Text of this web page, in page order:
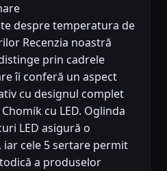
despre temperatura de
Recenzia noastră
prin cadrele
îi conferă un aspect
cu designul complet
cu LED. Oglinda
LED asigură o
cele 5 sertare permit
a produselor